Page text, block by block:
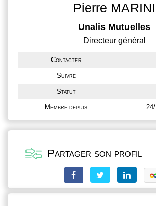
Pierre MARINI
Unalis Mutuelles
Directeur général
Contacter
Suivre
Statut
Membre depuis
Partager son profil